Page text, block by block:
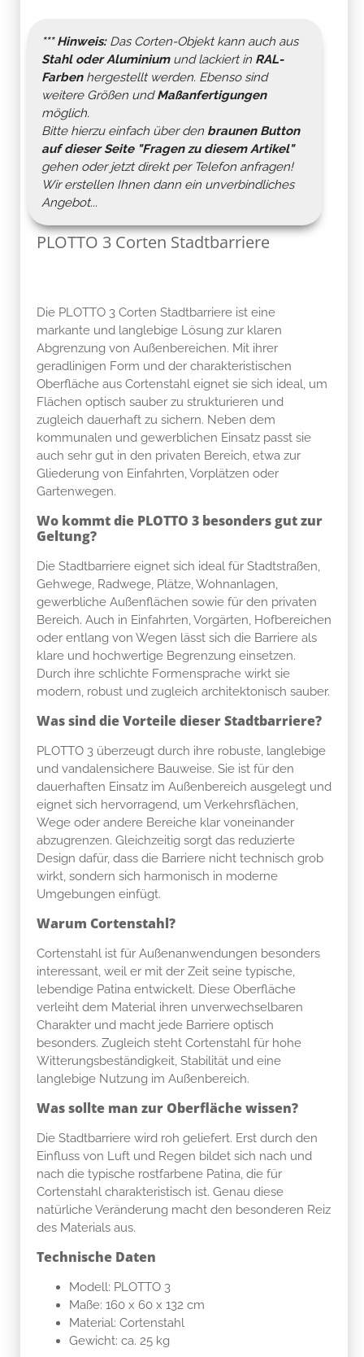
*** Hinweis:Das Corten-Objekt kann auch aus
Stahl oder Aluminiumund lackiert in RAL-
Farbenhergestellt werden. Ebenso sind
weitere Größen undMaßanfertigungen
möglich.
Bitte hierzu einfach über den braunen Button
auf dieser Seite "Fragen zu diesem Artikel"
gehen oder jetzt direkt per Telefon anfragen!
Wir erstellen Ihnen dann ein unverbindliches
Angebot...
PLOTTO 3 Corten Stadtbarriere
Die PLOTTO 3 Corten Stadtbarriere ist eine
markante und langlebige Lösung zur klaren
Abgrenzung von Außenbereichen. Mit ihrer
geradlinigen Form und der charakteristischen
Oberfläche aus Cortenstahl eignet sie sich ideal, um
Flächen optisch sauber zu strukturieren und
zugleich dauerhaft zu sichern. Neben dem
kommunalen und gewerblichen Einsatz passt sie
auch sehr gut in den privaten Bereich, etwa zur
Gliederung von Einfahrten, Vorplätzen oder
Gartenwegen.
Wo kommt die PLOTTO 3 besonders gut zur
Geltung?
Die Stadtbarriere eignet sich ideal für Stadtstraßen,
Gehwege, Radwege, Plätze, Wohnanlagen,
gewerbliche Außenflächen sowie für den privaten
Bereich. Auch in Einfahrten, Vorgärten, Hofbereichen
oder entlang von Wegen lässt sich die Barriere als
klare und hochwertige Begrenzung einsetzen.
Durch ihre schlichte Formensprache wirkt sie
modern, robust und zugleich architektonisch sauber.
Was sind die Vorteile dieser Stadtbarriere?
PLOTTO 3 überzeugt durch ihre robuste, langlebige
und vandalensichere Bauweise. Sie ist für den
dauerhaften Einsatz im Außenbereich ausgelegt und
eignet sich hervorragend, um Verkehrsflächen,
Wege oder andere Bereiche klar voneinander
abzugrenzen. Gleichzeitig sorgt das reduzierte
Design dafür, dass die Barriere nicht technisch grob
wirkt, sondern sich harmonisch in moderne
Umgebungen einfügt.
Warum Cortenstahl?
Cortenstahl ist für Außenanwendungen besonders
interessant, weil er mit der Zeit seine typische,
lebendige Patina entwickelt. Diese Oberfläche
verleiht dem Material ihren unverwechselbaren
Charakter und macht jede Barriere optisch
besonders. Zugleich steht Cortenstahl für hohe
Witterungsbeständigkeit, Stabilität und eine
langlebige Nutzung im Außenbereich.
Was sollte man zur Oberfläche wissen?
Die Stadtbarriere wird roh geliefert. Erst durch den
Einfluss von Luft und Regen bildet sich nach und
nach die typische rostfarbene Patina, die für
Cortenstahl charakteristisch ist. Genau diese
natürliche Veränderung macht den besonderen Reiz
des Materials aus.
Technische Daten
Modell: PLOTTO 3
Maße: 160 x 60 x 132 cm
Material: Cortenstahl
Gewicht: ca. 25 kg